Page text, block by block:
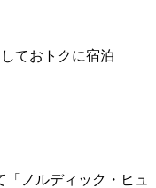
ておトクに宿泊
ノルディック・ヒュ